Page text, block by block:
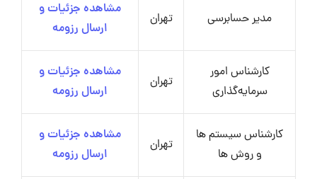
مدیر حسابرسی تهران
مشاهده جزئیات و
ارسال رزومه
کارشناس امور
سرمایه‌گذاری
تهران
مشاهده جزئیات و
ارسال رزومه
کارشناس سیستم ها
و روش ها
تهران
مشاهده جزئیات و
ارسال رزومه